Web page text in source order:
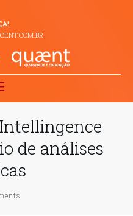
de análises